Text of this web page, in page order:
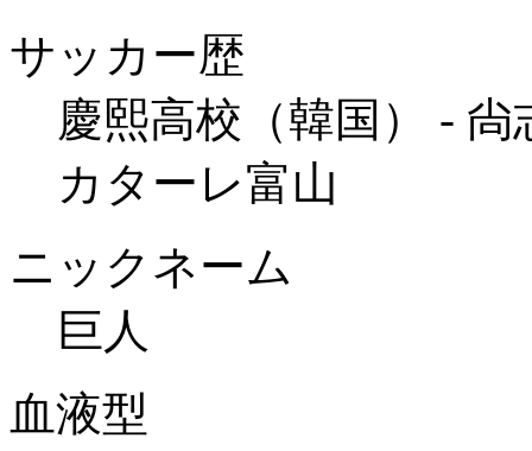
サッカー歴
慶熙高校（韓国） -
カターレ富山
ニックネーム
巨人
血液型